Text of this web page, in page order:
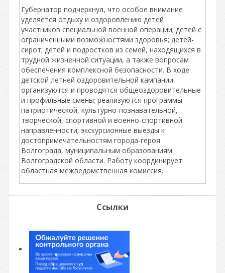
Губернатор подчеркнул, что особое внимание
уделяется отдыху и оздоровлению детей
участников специальной военной операции; детей с
ограниченными возможностями здоровья; детей-
сирот; детей и подростков из семей, находящихся в
трудной жизненной ситуации, а также вопросам
обеспечения комплексной безопасности. В ходе
детской летней оздоровительной кампании
организуются и проводятся общеоздоровительные
и профильные смены; реализуются программы
патриотической, культурно-познавательной,
творческой, спортивной и военно-спортивной
направленности; экскурсионные выезды к
достопримечательностям города-героя
Волгограда, муниципальным образованиям
Волгоградской области. Работу координирует
областная межведомственная комиссия.
Ссылки